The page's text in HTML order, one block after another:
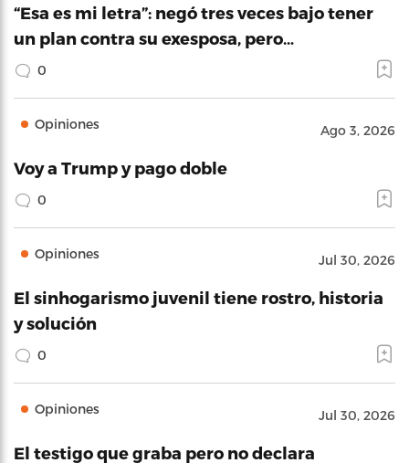
“Esa es mi letra”: negó tres veces bajo tener
un plan contra su exesposa, pero…
0
Opiniones Ago 3, 2026
Voy a Trump y pago doble
0
Opiniones Jul 30, 2026
El sinhogarismo juvenil tiene rostro, historia
y solución
0
Opiniones Jul 30, 2026
El testigo que graba pero no declara